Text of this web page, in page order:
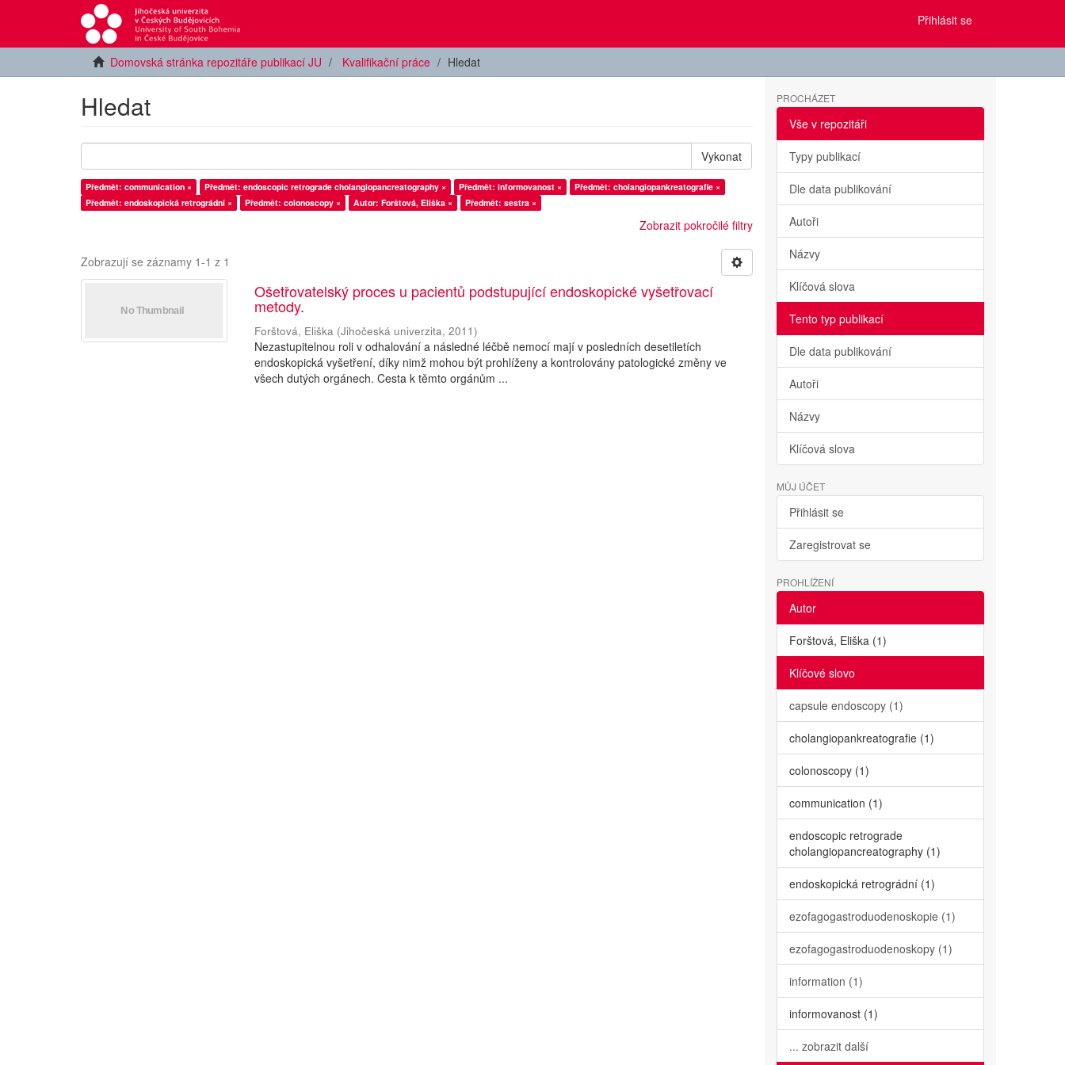
Přihlásit se
Domovská stránka repozitáře publikací JU Kvalifikační práce Hledat
Hledat
Vykonat
Předmět: communication × Předmět: endoscopic retrograde cholangiopancreatography × Předmět: informovanost ×
Předmět: cholangiopankreatografie ×
Předmět: endoskopická retrográdní ×
Předmět: colonoscopy × Autor: Forštová, Eliška × Předmět: sestra ×
Zobrazit pokročilé filtry
Zobrazují se záznamy 1-1 z 1
Ošetřovatelský proces u pacientů podstupující endoskopické vyšetřovací
metody.
Forštová, Eliška (Jihočeská univerzita,2011)
Nezastupitelnou roli v odhalování a následné léčbě nemocí mají v posledních desetiletích
endoskopická vyšetření, díky nimž mohou být prohlíženy a kontrolovány patologické změny ve
všech dutých orgánech. Cesta k těmto orgánům ...
PROCHÁZET
Vše v repozitáři
Typy publikací
Dle data publikování
Autoři
Názvy
Klíčová slova
Tento typ publikací
Dle data publikování
Autoři
Názvy
Klíčová slova
MŮJ ÚČET
Přihlásit se
Zaregistrovat se
PROHLÍŽENÍ
Autor
Forštová, Eliška (1)
Klíčové slovo
capsule endoscopy (1)
cholangiopankreatografie (1)
colonoscopy (1)
communication (1)
endoscopic retrograde
cholangiopancreatography (1)
endoskopická retrográdní (1)
ezofagogastroduodenoskopie (1)
ezofagogastroduodenoskopy (1)
information (1)
informovanost (1)
... zobrazit další